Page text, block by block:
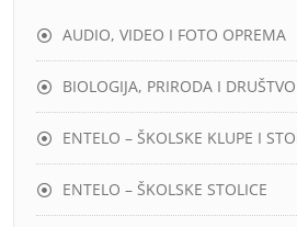
AUDIO, VIDEO I FOTO OPREMA
BIOLOGIJA, PRIRODA I DRUŠTVO
ENTELO – ŠKOLSKE KLUPE I
ENTELO – ŠKOLSKE STOLICE